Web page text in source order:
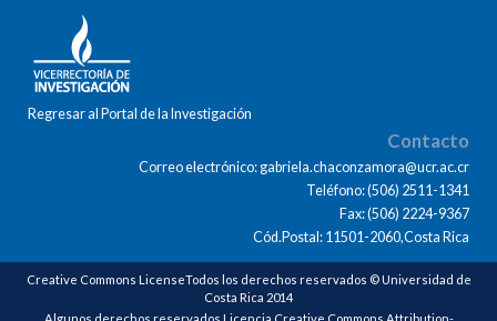
Regresar al Portal de la Investigación
Contacto
Correo electrónico: gabriela.chaconzamora@ucr.ac.cr
Teléfono: (506) 2511-1341
Fax: (506) 2224-9367
Cód.Postal: 11501-2060,Costa Rica
Creative Commons LicenseTodos los derechos reservados © Universidad de
Costa Rica 2014